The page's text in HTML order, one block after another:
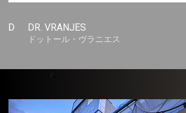
D DR. VRANJES
ドットール・ヴラニエス